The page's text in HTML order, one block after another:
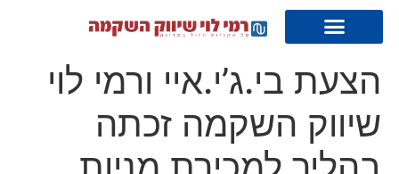
הצעת בי.ג’י.איי ורמי לוי
שיווק השקמה זכתה